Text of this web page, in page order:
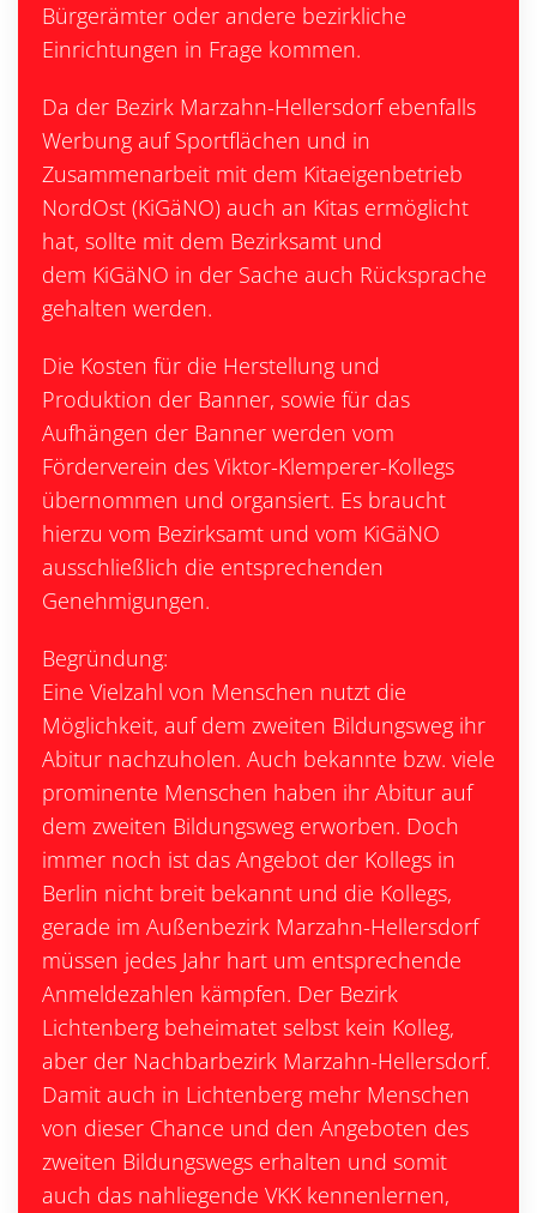
Bürgerämter oder andere bezirkliche
Einrichtungen in Frage kommen.
Da der Bezirk Marzahn-Hellersdorf ebenfalls
Werbung auf Sportflächen und in
Zusammenarbeit mit dem Kitaeigenbetrieb
NordOst (KiGäNO) auch an Kitas ermöglicht
hat, sollte mit dem Bezirksamt und
dem KiGäNO in der Sache auch Rücksprache
gehalten werden.
Die Kosten für die Herstellung und
Produktion der Banner, sowie für das
Aufhängen der Banner werden vom
Förderverein des Viktor-Klemperer-Kollegs
übernommen und organsiert. Es braucht
hierzu vom Bezirksamt und vom KiGäNO
ausschließlich die entsprechenden
Genehmigungen.
Begründung:
Eine Vielzahl von Menschen nutzt die
Möglichkeit, auf dem zweiten Bildungsweg ihr
Abitur nachzuholen. Auch bekannte bzw. viele
prominente Menschen haben ihr Abitur auf
dem zweiten Bildungsweg erworben. Doch
immer noch ist das Angebot der Kollegs in
Berlin nicht breit bekannt und die Kollegs,
gerade im Außenbezirk Marzahn-Hellersdorf
müssen jedes Jahr hart um entsprechende
Anmeldezahlen kämpfen. Der Bezirk
Lichtenberg beheimatet selbst kein Kolleg,
aber der Nachbarbezirk Marzahn-Hellersdorf.
Damit auch in Lichtenberg mehr Menschen
von dieser Chance und den Angeboten des
zweiten Bildungswegs erhalten und somit
auch das nahliegende VKK kennenlernen,